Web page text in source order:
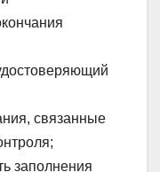
связанные
заполнения